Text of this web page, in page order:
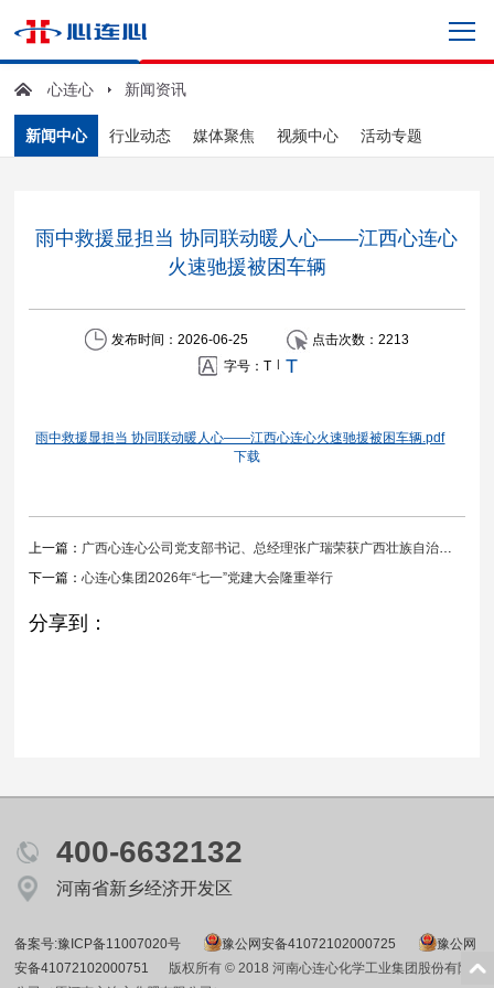
心连心 新闻资讯
新闻中心 行业动态 媒体聚焦 视频中心 活动专题
雨中救援显担当 协同联动暖人心——江西心连心
火速驰援被困车辆
发布时间：2026-06-25 点击次数：2213
字号： T | T
雨中救援显担当 协同联动暖人心——江西心连心火速驰援被困车辆.pdf
下载
上一篇： 广西心连心公司党支部书记、总经理张广瑞荣获广西壮族自治区“优秀共产党员”荣誉称号
下一篇：心连心集团2026年“七一”党建大会隆重举行
分享到：
400-6632132
河南省新乡经济开发区
备案号:豫ICP备11007020号 豫公网安备41072102000725
豫公网
安备41072102000751
版权所有 © 2018 河南心连心化学工业集团股份有限